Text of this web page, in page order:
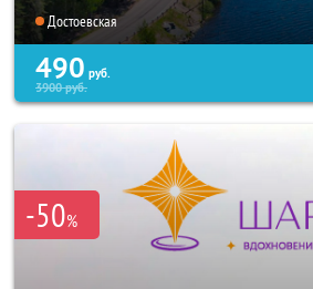
Достоевская
490 руб.
3900руб.
-50%